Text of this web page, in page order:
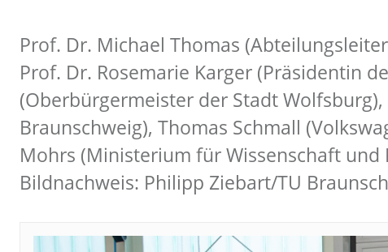
Prof. Dr. Michael Thomas
Prof. Dr. Rosemarie Karger (Präsidentin
(Oberbürgermeister der Stadt
Braunschweig), Thomas Schmall
Mohrs (Ministerium für Wissenschaft und
Bildnachweis: Philipp Ziebart/TU